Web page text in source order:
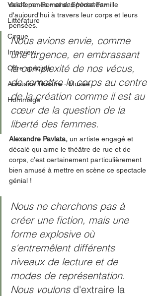
Validé par Romane. Spécial Famille
Littérature
Cirque
Interview
Offre spéciale
Annuaire Théâtre - Musée
Hommage
des femmes - et des hommes -
d'aujourd'hui à travers leur corps et leurs
pensées.
Nous avions envie, comme
une urgence, en embrassant
la complexité de nos vécus,
de remettre le corps au centre
de la création comme il est au
cœur de la question de la
liberté des femmes.
Alexandre Pavlata, un artiste engagé et
décalé qui aime le théâtre de rue et de
corps, c’est certainement particulièrement
bien amusé à mettre en scène ce spectacle
génial !
Nous ne cherchons pas à
créer une fiction, mais une
forme explosive où
s'entremêlent différents
niveaux de lecture et de
modes de représentation.
Nous voulons d'extraire la